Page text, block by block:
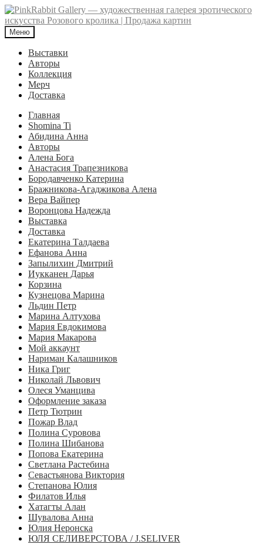
Перейти
к
навигации
Перейти
к
содержимому
Меню
Выставки
Авторы
Коллекция
Мерч
Доставка
Главная
Shomina Ti
Абидина Анна
Авторы
Алена Бога
Анастасия Трапезникова
Бородавченко Катерина
Бражникова-Агаджикова Алена
Вера Вайпер
Воронцова Надежда
Выставка
Доставка
Екатерина Талдаева
Ефанова Анна
Запылихин Дмитрий
Иукканен Дарья
Корзина
Кузнецова Марина
Льдин Петр
Марина Алтухова
Мария Евдокимова
Мария Макарова
Мой аккаунт
Нариман Калашников
Ника Григ
Николай Львович
Олеся Уманцива
Оформление заказа
Петр Тютрин
Пожар Влад
Полина Суровова
Полина Шибанова
Попова Екатерина
Светлана Растебина
Севастьянова Виктория
Степанова Юлия
Филатов Илья
Хатагты Алан
Шувалова Анна
Юлия Неронска
ЮЛЯ СЕЛИВЕРСТОВА / J.SELIVER